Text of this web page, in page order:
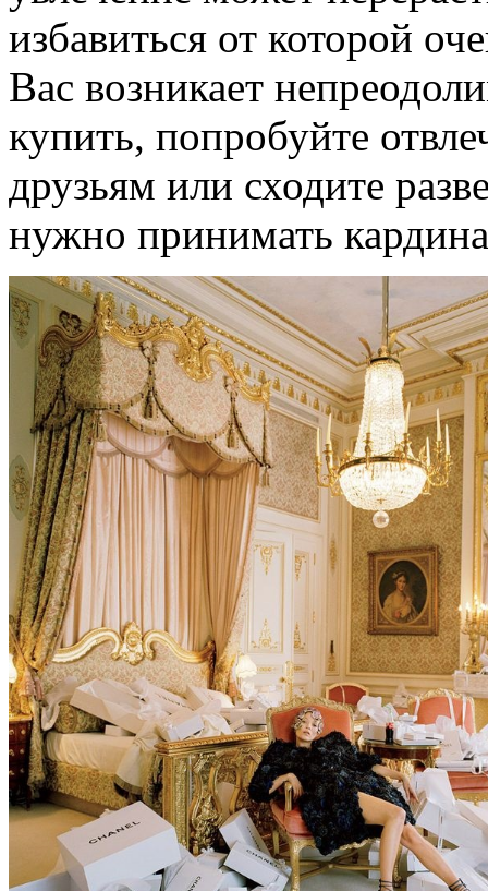
избавиться от которой
Вас возникает
купить, попробуйте
друзьям или сходите
нужно принимать